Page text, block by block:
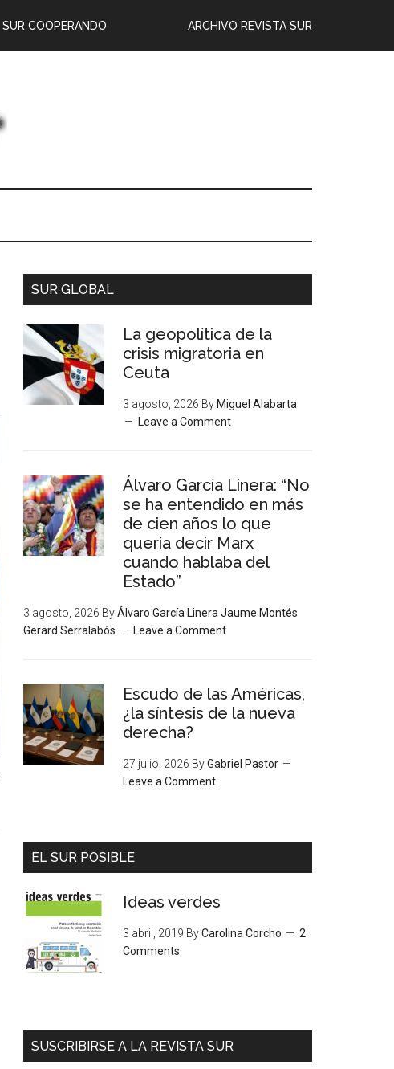
ARCHIVO REVISTA SUR
SUR COOPERANDO
SUR GLOBAL
La geopolítica de la
crisis migratoria en
Ceuta
3 agosto, 2026 By Miguel Alabarta
Leave a Comment
Álvaro García Linera: “No
se ha entendido en más
de cien años lo que
quería decir Marx
cuando hablaba del
Estado”
3 agosto, 2026 ByÁlvaro García Linera Jaume Montés
Gerard Serralabós
Leave a Comment
Escudo de las Américas,
¿la síntesis de la nueva
derecha?
27 julio, 2026 ByGabriel Pastor
Leave a Comment
EL SUR POSIBLE
Ideas verdes
3 abril, 2019 ByCarolina Corcho
2
Comments
SUSCRIBIRSE A LA REVISTA SUR